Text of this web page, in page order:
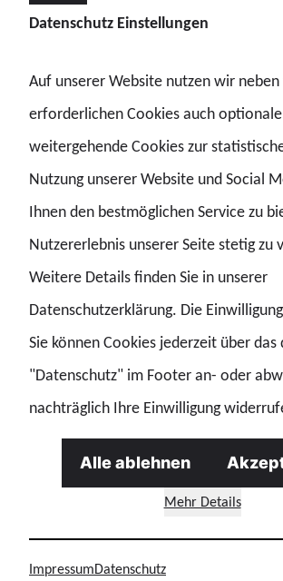
Einsatzkräfte aufzustocken, Europol
Ein besonderes Augenmerk legt die
Investigation Teams (JITs), die als
gegen grenzüberschreitende
Einbindung der USA in diese Teams kann
Gewerkschaft deren Wirksamkeit
ermöglichen die Verfolgung international
Täter über Kontinente hinweg und
Standards in der Strafverfolgung“,
Gewerkschafter.
Datenschutz Einstellungen
Auf unserer Website nutzen wir
erforderlichen Cookies auch optionale
weitergehende Cookies zur
Nutzung unserer Website und Social
Ihnen den bestmöglichen Service zu
Nutzererlebnis unserer Seite stetig zu
Weitere Details finden Sie in unserer
Datenschutzerklärung. Die
Sie können Cookies jederzeit über das
"Datenschutz" im Footer an- oder
nachträglich Ihre Einwilligung
Mehr Details
Alle ablehnen
ImpressumDatenschutz